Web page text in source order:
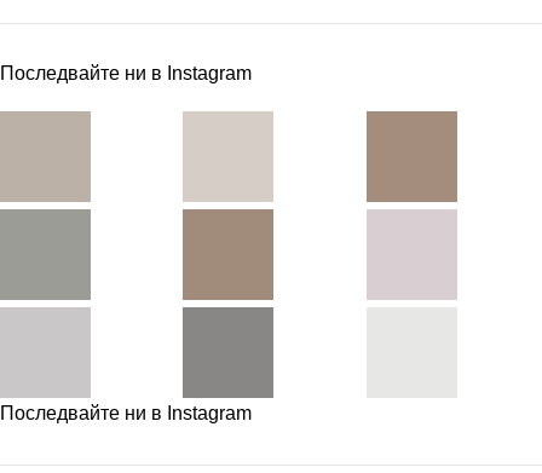
Последвайте ни в Instagram
Последвайте ни в Instagram